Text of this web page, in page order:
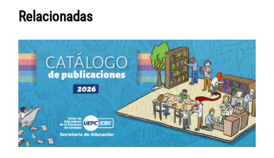
Relacionadas